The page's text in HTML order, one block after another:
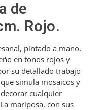
de
Rojo.
pintado a mano,
en tonos rojos y
su detallado trabajo
simula mosaicos y
cualquier
mariposa, con sus